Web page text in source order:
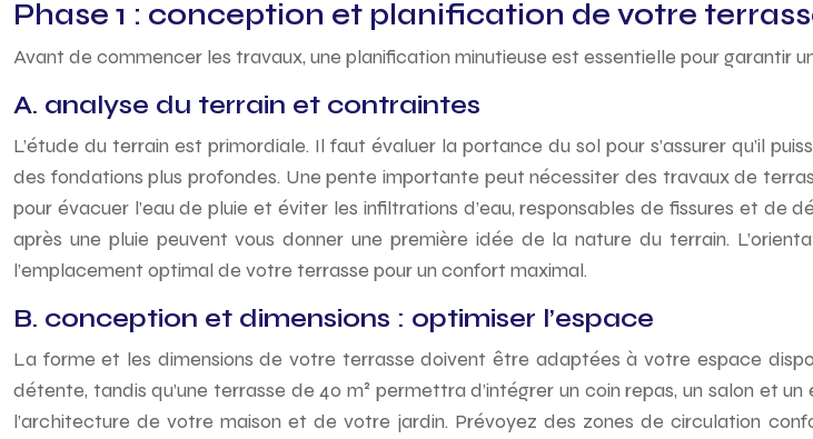
Phase 1 : conception et planification de votre
Avant de commencer les travaux, une planification minutieuse est essentielle pour garantir
A. analyse du terrain et contraintes
L’étude du terrain est primordiale. Il faut évaluer la portance du sol pour s’assurer qu’il
des fondations plus profondes. Une pente importante peut nécessiter des travaux de
pour évacuer l’eau de pluie et éviter les infiltrations d’eau, responsables de fissures et de
après une pluie peuvent vous donner une première idée de la nature du terrain.
l’emplacement optimal de votre terrasse pour un confort maximal.
B. conception et dimensions : optimiser l’espace
La forme et les dimensions de votre terrasse doivent être adaptées à votre espace
détente, tandis qu’une terrasse de 40 m² permettra d’intégrer un coin repas, un salon et
l’architecture de votre maison et de votre jardin. Prévoyez des zones de circulation